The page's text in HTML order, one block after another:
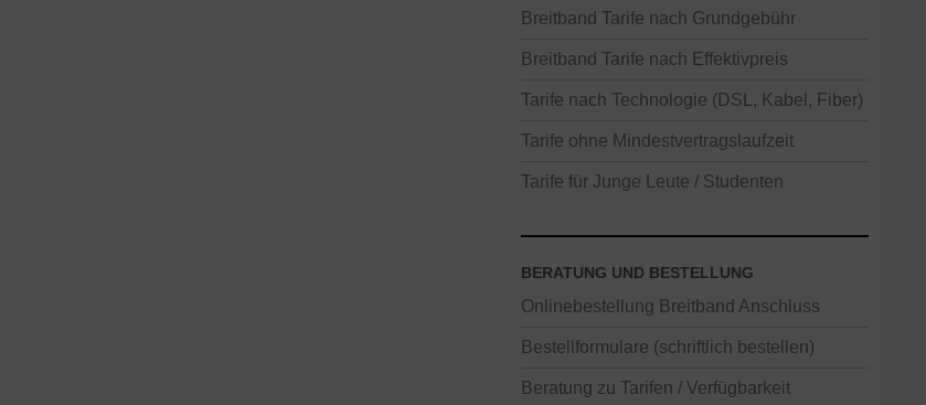
Breitband Tarife nach Grundgebühr
Breitband Tarife nach Effektivpreis
Tarife nach Technologie (DSL, Kabel, Fiber)
Tarife ohne Mindestvertragslaufzeit
Tarife für Junge Leute / Studenten
BERATUNG UND BESTELLUNG
Onlinebestellung Breitband Anschluss
Bestellformulare (schriftlich bestellen)
Beratung zu Tarifen / Verfügbarkeit